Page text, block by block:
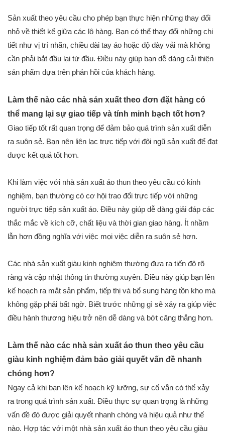
Sản xuất theo yêu cầu cho phép bạn thực hiện những thay đổi
nhỏ về thiết kế giữa các lô hàng. Bạn có thể thay đổi những chi
tiết như vị trí nhãn, chiều dài tay áo hoặc độ dày vải mà không
cần phải bắt đầu lại từ đầu. Điều này giúp bạn dễ dàng cải thiện
sản phẩm dựa trên phản hồi của khách hàng.
Làm thế nào các nhà sản xuất theo đơn đặt hàng có
thể mang lại sự giao tiếp và tính minh bạch tốt hơn?
Giao tiếp tốt rất quan trọng để đảm bảo quá trình sản xuất diễn
ra suôn sẻ. Bạn nên liên lạc trực tiếp với đội ngũ sản xuất để đạt
được kết quả tốt hơn.
Khi làm việc với nhà sản xuất áo thun theo yêu cầu có kinh
nghiệm, bạn thường có cơ hội trao đổi trực tiếp với những
người trực tiếp sản xuất áo. Điều này giúp dễ dàng giải đáp các
thắc mắc về kích cỡ, chất liệu và thời gian giao hàng. Ít nhầm
lẫn hơn đồng nghĩa với việc mọi việc diễn ra suôn sẻ hơn.
Các nhà sản xuất giàu kinh nghiệm thường đưa ra tiến độ rõ
ràng và cập nhật thông tin thường xuyên. Điều này giúp bạn lên
kế hoạch ra mắt sản phẩm, tiếp thị và bổ sung hàng tồn kho mà
không gặp phải bất ngờ. Biết trước những gì sẽ xảy ra giúp việc
điều hành thương hiệu trở nên dễ dàng và bớt căng thẳng hơn.
Làm thế nào các nhà sản xuất áo thun theo yêu cầu
giàu kinh nghiệm đảm bảo giải quyết vấn đề nhanh
chóng hơn?
Ngay cả khi bạn lên kế hoạch kỹ lưỡng, sự cố vẫn có thể xảy
ra trong quá trình sản xuất. Điều thực sự quan trọng là những
vấn đề đó được giải quyết nhanh chóng và hiệu quả như thế
nào. Hợp tác với một nhà sản xuất áo thun theo yêu cầu giàu